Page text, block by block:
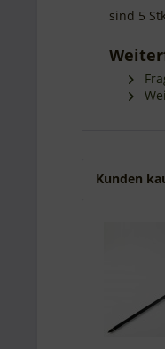
sind 5
Kunden